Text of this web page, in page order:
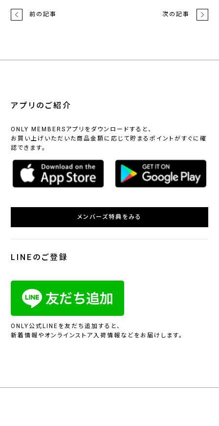
前の記事 次の記事
アプリのご紹介
ONLY MEMBERSアプリをダウンロードすると、
お買い上げいただいた商品金額に応じて貯まるポイントがすぐに確
認できます。
メンバーズ特典をみる
LINEのご登録
ONLY公式LINEを友だち追加すると、
新着情報やオンラインストア入荷情報などをお届けします。